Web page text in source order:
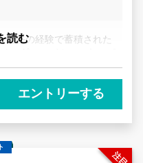
過去の経験で蓄積された
スに最適なソリューショ
また、お客様が長期的に
的な製品イノベーショ
読む
エントリーする